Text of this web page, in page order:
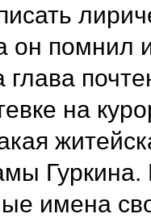
он помнил
глава
на
Гуркина.
имена